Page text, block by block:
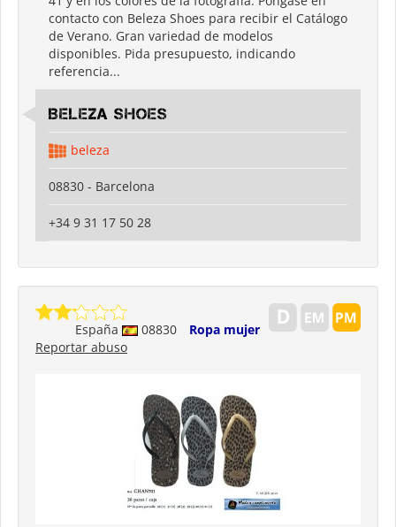
contacto con Beleza Shoes para recibir el Catálogo
de Verano. Gran variedad de modelos
disponibles. Pida presupuesto, indicando
referencia...
Beleza shoes
beleza
08830 - Barcelona
+34 9 31 17 50 28
España 08830
Ropa mujer
Reportar abuso